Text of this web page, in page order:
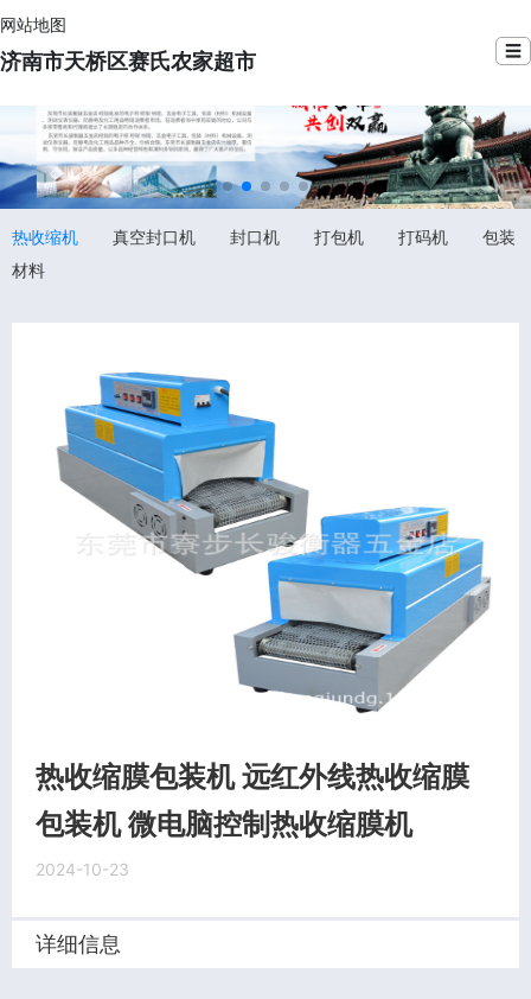
网站地图
济南市天桥区赛氏农家超市 ☰
热收缩机 真空封口机 封口机 打包机 打码机
包装
材料
热收缩膜包装机 远红外线热收缩膜
包装机 微电脑控制热收缩膜机
2024-10-23
详细信息